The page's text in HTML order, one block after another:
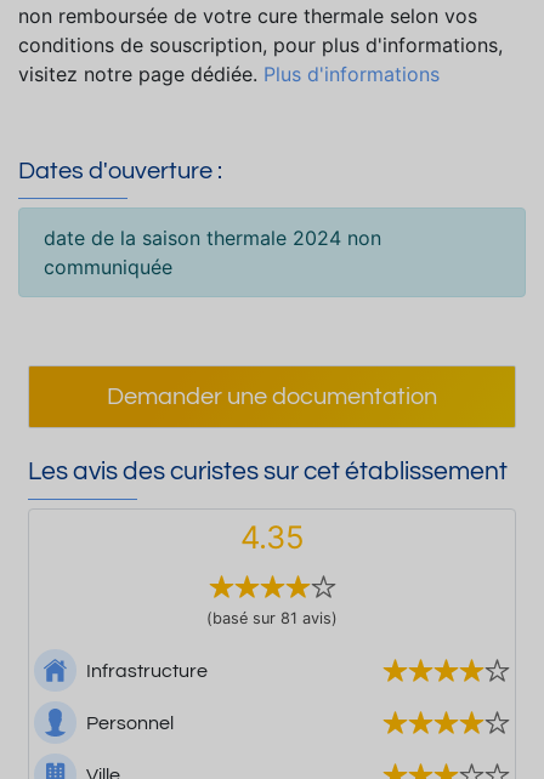
non remboursée de votre cure thermale selon vos
conditions de souscription, pour plus d'informations,
visitez notre page dédiée. Plus d'informations
Dates d'ouverture :
date de la saison thermale 2024 non
communiquée
Demander une documentation
Les avis des curistes sur cet établissement
4.35
(basé sur 81 avis)
Infrastructure
Personnel
Ville